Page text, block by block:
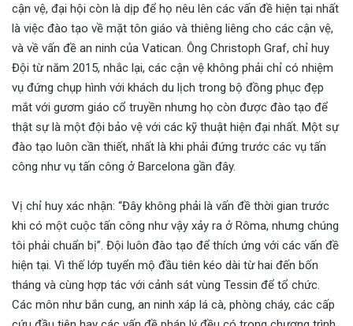
cận vệ, đại hội còn là dịp để họ nêu lên các vấn đề hiện tại nhất
là việc đào tạo về mặt tôn giáo và thiêng liêng cho các cận vệ,
và về vấn đề an ninh của Vatican. Ông Christoph Graf, chỉ huy
Đội từ năm 2015, nhắc lại, các cận vệ không phải chỉ có nhiệm
vụ đứng chụp hình với khách du lịch trong bộ đồng phục đẹp
mắt với gươm giáo cổ truyền nhưng họ còn được đào tạo để
thật sự là một đội bảo vệ với các kỹ thuật hiện đại nhất. Một sự
đào tạo luôn cần thiết, nhất là khi phải đứng trước các vụ tấn
công như vụ tấn công ở Barcelona gần đây.
Vị chỉ huy xác nhận: “Đây không phải là vấn đề thời gian trước
khi có một cuộc tấn công như vậy xảy ra ở Rôma, nhưng chúng
tôi phải chuẩn bị”. Đội luôn đào tạo để thích ứng với các vấn đề
hiện tại. Vì thế lớp tuyển mộ đầu tiên kéo dài từ hai đến bốn
tháng và cùng hợp tác với cảnh sát vùng Tessin để tổ chức.
Các môn như bắn cung, an ninh xáp lá cà, phòng cháy, các cấp